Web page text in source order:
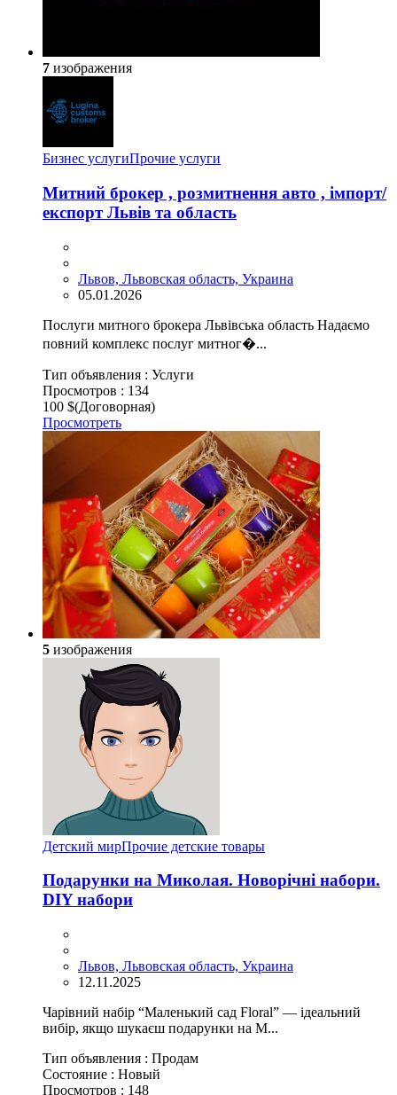
7 изображения
Бизнес услугиПрочие услуги
Митний брокер , розмитнення авто , імпорт/
експорт Львів та область
Львов, Львовская область, Украина
05.01.2026
Послуги митного брокера Львівська область Надаємо
повний комплекс послуг митног�...
Тип объявления : Услуги
Просмотров : 134
100 $(Договорная)
Просмотреть
5 изображения
Детский мирПрочие детские товары
Подарунки на Миколая. Новорічні набори.
DIY набори
Львов, Львовская область, Украина
12.11.2025
Чарівний набір “Маленький сад Floral” — ідеальний
вибір, якщо шукаєш подарунки на М...
Тип объявления : Продам
Состояние : Новый
Просмотров : 148